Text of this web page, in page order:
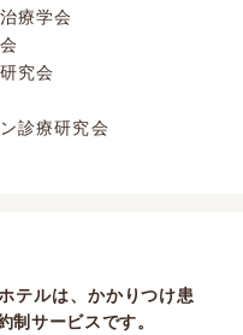
療学会
究会
診療研究会
テルは、かかりつけ患
制サービスです。